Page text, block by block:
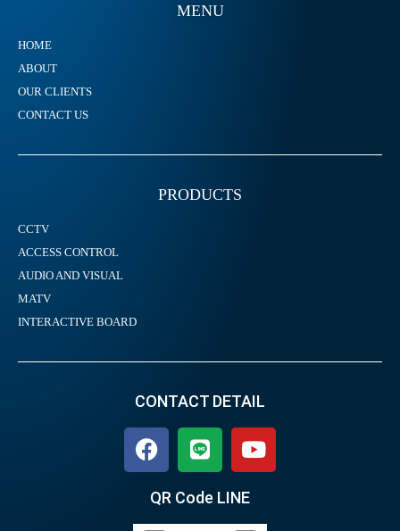
MENU
HOME
ABOUT
OUR CLIENTS
CONTACT US
PRODUCTS
CCTV
ACCESS CONTROL
AUDIO AND VISUAL
MATV
INTERACTIVE BOARD
CONTACT DETAIL
QR Code LINE